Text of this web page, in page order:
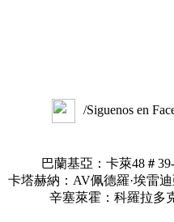
/Siguenos en
巴蘭基亞：卡萊48＃
卡塔赫納：AV佩德羅·埃雷
辛塞萊霍：科羅拉多